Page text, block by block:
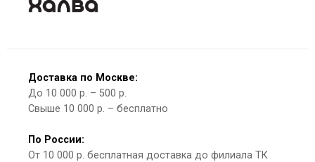
Доставка по Москве:
До 10 000 р. – 500 р.
Свыше 10 000 р. – бесплатно
По России:
От 10 000 р. бесплатная доставка до филиала ТК